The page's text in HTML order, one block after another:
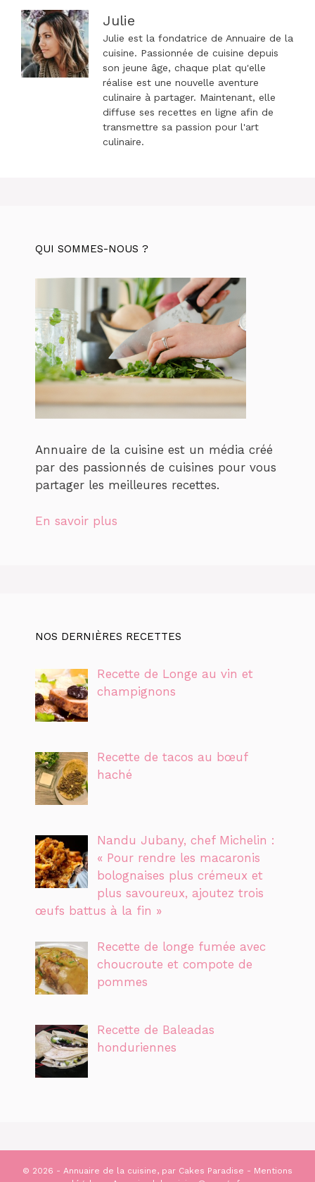
Julie
Julie est la fondatrice de Annuaire de la
cuisine. Passionnée de cuisine depuis
son jeune âge, chaque plat qu'elle
réalise est une nouvelle aventure
culinaire à partager. Maintenant, elle
diffuse ses recettes en ligne afin de
transmettre sa passion pour l'art
culinaire.
QUI SOMMES-NOUS ?
Annuaire de la cuisine est un média créé
par des passionnés de cuisines pour vous
partager les meilleures recettes.
En savoir plus
NOS DERNIÈRES RECETTES
Recette de Longe au vin et
champignons
Recette de tacos au bœuf
haché
Nandu Jubany, chef Michelin :
« Pour rendre les macaronis
bolognaises plus crémeux et
plus savoureux, ajoutez trois
œufs battus à la fin »
Recette de longe fumée avec
choucroute et compote de
pommes
Recette de Baleadas
honduriennes
© 2026 - Annuaire de la cuisine, par Cakes Paradise - Mentions